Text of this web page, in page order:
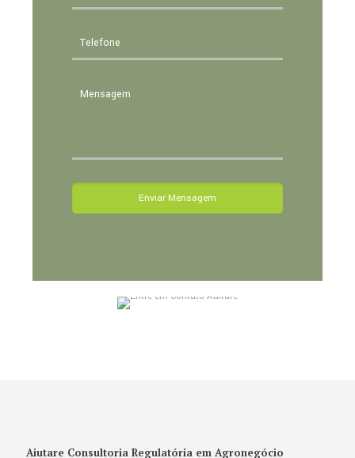
Aiutare Consultoria Regulatória em Agronegócio